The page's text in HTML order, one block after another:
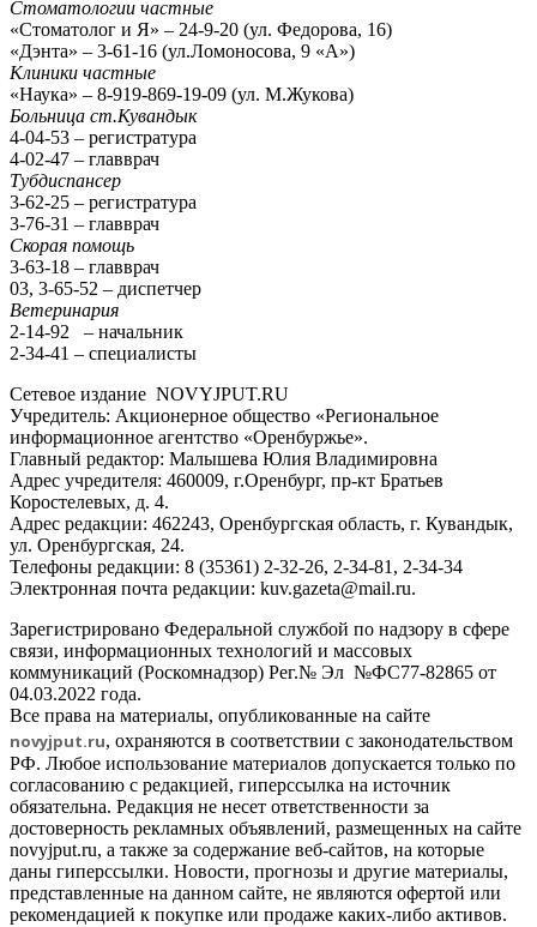
Стоматологии частные
«Стоматолог и Я» – 24-9-20 (ул. Федорова, 16)
«Дэнта» – 3-61-16 (ул.Ломоносова, 9 «А»)
Клиники частные
«Наука» – 8-919-869-19-09 (ул. М.Жукова)
Больница ст.Кувандык
4-04-53 – регистратура
4-02-47 – главврач
Тубдиспансер
3-62-25 – регистратура
3-76-31 – главврач
Скорая помощь
3-63-18 – главврач
03, 3-65-52 – диспетчер
Ветеринария
2-14-92 – начальник
2-34-41 – специалисты
Сетевое издание NOVYJPUT.RU
Учредитель: Акционерное общество «Региональное
информационное агентство «Оренбуржье».
Главный редактор: Малышева Юлия Владимировна
Адрес учредителя: 460009, г.Оренбург, пр-кт Братьев
Коростелевых, д. 4.
Адрес редакции: 462243, Оренбургская область, г. Кувандык,
ул. Оренбургская, 24.
Телефоны редакции: 8 (35361) 2-32-26, 2-34-81, 2-34-34
Электронная почта редакции: kuv.gazeta@mail.ru.
Зарегистрировано Федеральной службой по надзору в сфере
связи, информационных технологий и массовых
коммуникаций (Роскомнадзор) Рег.№ Эл №ФС77-82865 от
04.03.2022 года.
Все права на материалы, опубликованные на сайте
novyjput.ru, охраняются в соответствии с законодательством
РФ. Любое использование материалов допускается только по
согласованию с редакцией, гиперссылка на источник
обязательна. Редакция не несет ответственности за
достоверность рекламных объявлений, размещенных на сайте
novyjput.ru, а также за содержание веб-сайтов, на которые
даны гиперссылки. Новости, прогнозы и другие материалы,
представленные на данном сайте, не являются офертой или
рекомендацией к покупке или продаже каких-либо активов.